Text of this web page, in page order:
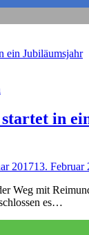
in
201713. Februar
Weg mit
es…